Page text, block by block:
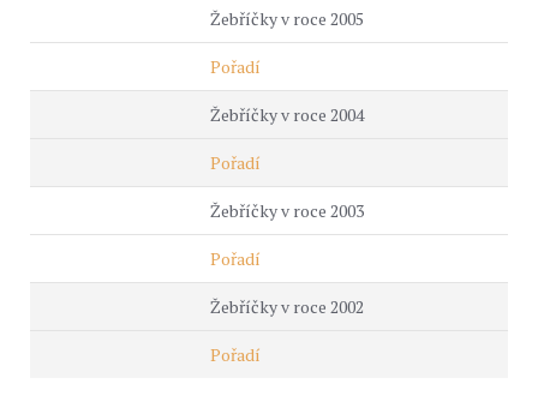
Žebříčky v roce 2005
Pořadí
Žebříčky v roce 2004
Pořadí
Žebříčky v roce 2003
Pořadí
Žebříčky v roce 2002
Pořadí